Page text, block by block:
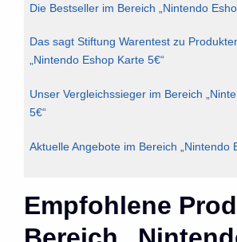
Die Bestseller im Bereich „Nintendo
Das sagt Stiftung Warentest zu
„Nintendo Eshop Karte 5€“
Unser Vergleichssieger im Bereich
5€“
Aktuelle Angebote im Bereich „Nintendo
Empfohlene